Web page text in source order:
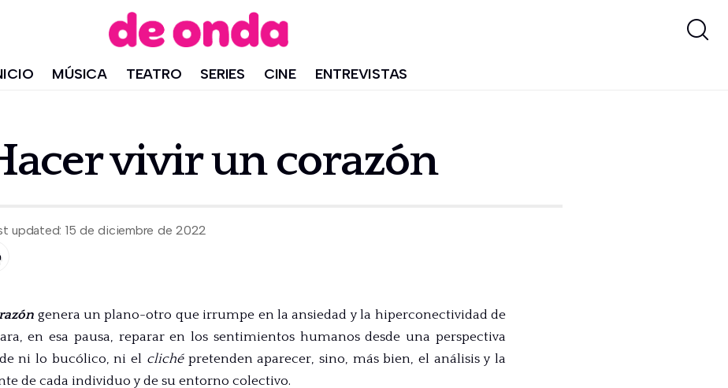
MÚSICA TEATRO SERIES CINE ENTREVISTAS
vivir un corazón
updated: 15 de diciembre de 2022
genera un plano-otro que irrumpe en la ansiedad y la hiperconectividad de
en esa pausa, reparar en los sentimientos humanos desde una perspectiva
ni lo bucólico, ni el clichépretendenaparecer, sino, más bien, el análisis y la
de cada individuo y de su entorno colectivo.